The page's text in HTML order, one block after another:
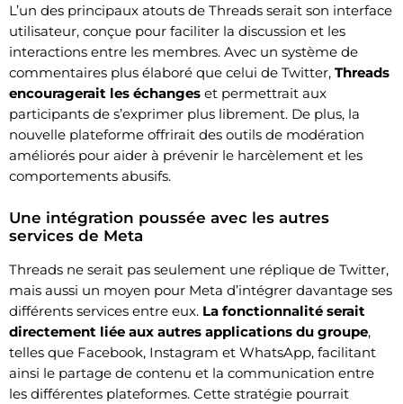
L’un des principaux atouts de Threads serait son interface
utilisateur, conçue pour faciliter la discussion et les
interactions entre les membres. Avec un système de
commentaires plus élaboré que celui de Twitter, Threads
encouragerait les échanges et permettrait aux
participants de s’exprimer plus librement. De plus, la
nouvelle plateforme offrirait des outils de modération
améliorés pour aider à prévenir le harcèlement et les
comportements abusifs.
Une intégration poussée avec les autres
services de Meta
Threads ne serait pas seulement une réplique de Twitter,
mais aussi un moyen pour Meta d’intégrer davantage ses
différents services entre eux. La fonctionnalité serait
directement liée aux autres applications du groupe,
telles que Facebook, Instagram et WhatsApp, facilitant
ainsi le partage de contenu et la communication entre
les différentes plateformes. Cette stratégie pourrait